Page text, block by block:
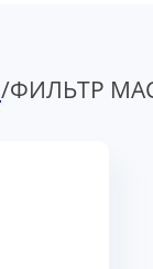
/ФИЛЬТР